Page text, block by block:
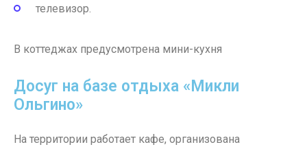
телевизор.
В коттеджах предусмотрена мини-кухня
Досуг на базе отдыха «Микли
Ольгино»
На территории работает кафе, организована